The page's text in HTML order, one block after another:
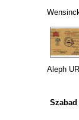
Aleph